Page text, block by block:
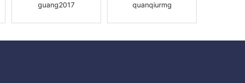
guang2017
quanqiurmg